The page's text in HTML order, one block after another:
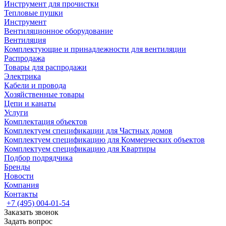
Инструмент для прочистки
Тепловые пушки
Инструмент
Вентиляционное оборудование
Вентиляция
Комплектующие и принадлежности для вентиляции
Распродажа
Товары для распродажи
Электрика
Кабели и провода
Хозяйственные товары
Цепи и канаты
Услуги
Комплектация объектов
Комплектуем спецификации для Частных домов
Комплектуем спецификацию для Коммерческих объектов
Комплектуем спецификацию для Квартиры
Подбор подрядчика
Бренды
Новости
Компания
Контакты
+7 (495) 004-01-54
Заказать звонок
Задать вопрос